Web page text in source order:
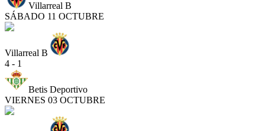
Villarreal B
SÁBADO 11 OCTUBRE
Villarreal B
4 - 1
Betis Deportivo
VIERNES 03 OCTUBRE